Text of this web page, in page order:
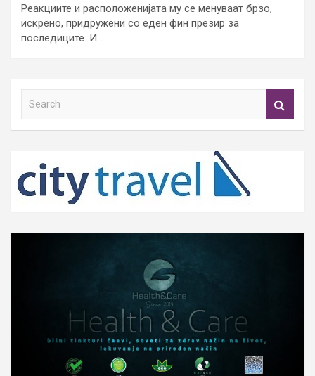
Реакциите и расположенијата му се менуваат брзо,
искрено, придружени со еден фин презир за
последиците. И…
h